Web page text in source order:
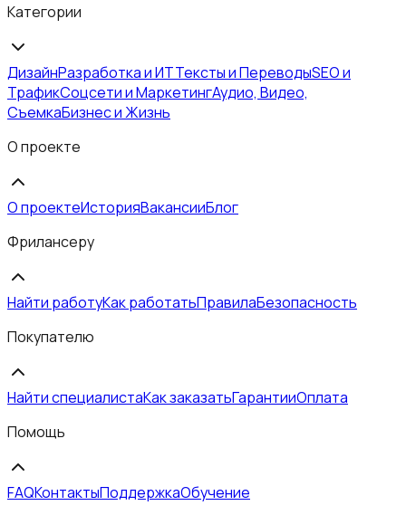
Категории
ДизайнРазработка и ИТТексты и ПереводыSEO и
ТрафикСоцсети и МаркетингАудио, Видео,
СъемкаБизнес и Жизнь
О проекте
О проектеИсторияВакансииБлог
Фрилансеру
Найти работуКак работатьПравилаБезопасность
Покупателю
Найти специалистаКак заказатьГарантииОплата
Помощь
FAQКонтактыПоддержкаОбучение